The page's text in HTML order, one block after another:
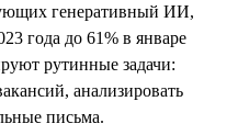
генеративный ИИ,
года до 61% в январе
рутинные задачи:
анализировать
письма.